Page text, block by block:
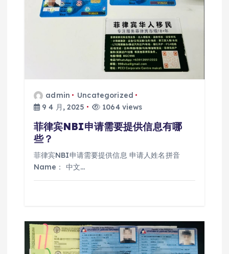
admin
Uncategorized
9 4 月, 2025
1064 views
菲律宾NBI申请需要提供信息有哪
些？
菲律宾NBI申请需要提供信息 申请人姓名拼音
Name： 中文…